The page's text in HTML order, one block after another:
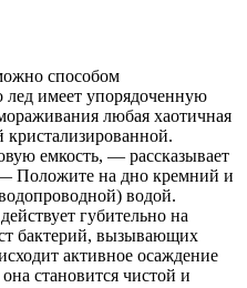
способом
лед имеет упорядоченную
любая хаотичная
кристализированной.
емкость, — рассказывает
Положите на дно кремний и
водой.
губительно на
бактерий, вызывающих
активное осаждение
становится чистой и